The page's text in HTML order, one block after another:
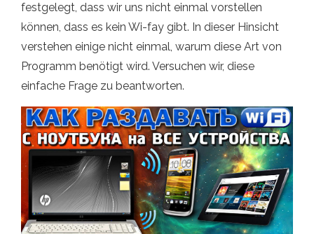
festgelegt, dass wir uns nicht einmal vorstellen
können, dass es kein Wi-fay gibt. In dieser Hinsicht
verstehen einige nicht einmal, warum diese Art von
Programm benötigt wird. Versuchen wir, diese
einfache Frage zu beantworten.